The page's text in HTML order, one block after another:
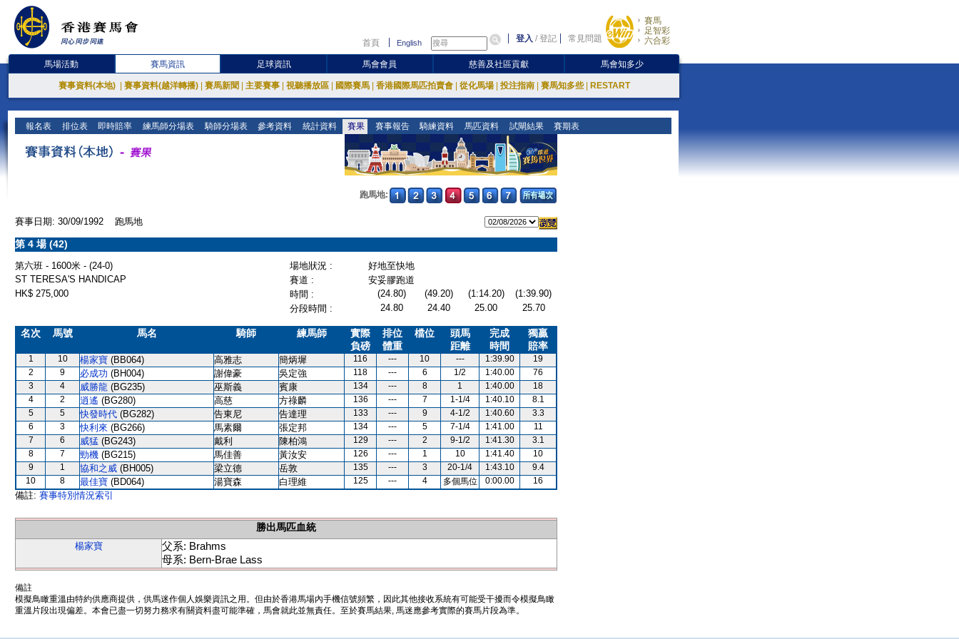
首頁 English 登入 /登記 常見問題
賽馬
足智彩
六合彩
馬場活動 賽馬資訊 足球資訊 馬會會員 慈善及社區貢獻 馬會知多少
賽事資料(本地) 賽事資料(越洋轉播) 賽馬新聞 主要賽事 視聽播放區 國際賽馬 香港國際馬匹拍賣會 從化馬場 投注指南 賽馬知多些 RESTART
報名表 排位表 即時賠率 練馬師分場表 騎師分場表 參考資料 統計資料 賽果 賽事報告 騎練資料 馬匹資料 試閘結果 賽期表
跑馬地:
賽事日期: 30/09/1992 跑馬地
第 4 場 (42)
第六班 - 1600米 - (24-0) 場地狀況 :
好地至快地
ST TERESA'S HANDICAP
賽道 :
安妥膠跑道
HK$ 275,000
時間 : (24.80) (49.20) (1:14.20)
(1:39.90)
分段時間 :
24.80 24.40 25.00 25.70
名次 馬號 馬名 騎師 練馬師
實際
負磅
排位
體重
檔位
頭馬
距離
完成
時間
獨贏
賠率
1 10 楊家寶 (BB064) 高雅志 簡炳墀 116 --- 10 --- 1:39.90
19
2
9 必成功 (BH004) 謝偉豪 吳定強 118 --- 6 1/2 1:40.00
76
3
4 威勝龍 (BG235) 巫斯義 賓康 134 --- 8 1 1:40.00
18
4
2 逍遙 (BG280) 高慈 方祿麟 136 --- 7 1-1/4 1:40.10
8.1
5
5 快發時代 (BG282) 告東尼 告達理 133 --- 9 4-1/2 1:40.60
3.3
6
3 快利來 (BG266) 馬素爾 張定邦 134 --- 5 7-1/4 1:41.00
11
7
6 威猛 (BG243) 戴利 陳柏鴻 129 --- 2 9-1/2 1:41.30
3.1
8
7 勁機 (BG215) 馬佳善 黃汝安 126 --- 1 10 1:41.40
10
9
1 協和之威 (BH005) 梁立德 岳敦 135 --- 3 20-1/4 1:43.10
9.4
10
8 最佳寶 (BD064) 湯寶森 白理維 125 --- 4 多個馬位 0:00.00 16
備註: 賽事特別情況索引
勝出馬匹血統
楊家寶
父系: Brahms
母系: Bern-Brae Lass
備註
模擬鳥瞰重溫由特約供應商提供，供馬迷作個人娛樂資訊之用。但由於香港馬場內手機信號頻繁，因此其他接收系統有可能受干擾而令模擬鳥瞰
重溫片段出現偏差。本會已盡一切努力務求有關資料盡可能準確，馬會就此並無責任。至於賽馬結果, 馬迷應參考實際的賽馬片段為準。